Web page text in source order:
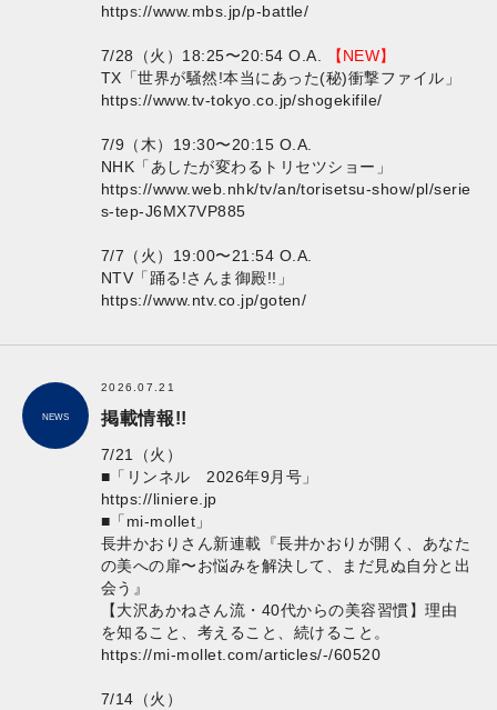
https://www.mbs.jp/p-battle/
7/28（火）18:25〜20:54 O.A.
【NEW】
TX「世界が騒然!本当にあった(秘)衝撃ファイル」
https://www.tv-tokyo.co.jp/shogekifile/
7/9（木）19:30〜20:15 O.A.
NHK「あしたが変わるトリセツショー」
https://www.web.nhk/tv/an/torisetsu-show/pl/serie
s-tep-J6MX7VP885
7/7（火）19:00〜21:54 O.A.
NTV「踊る!さんま御殿!!」
https://www.ntv.co.jp/goten/
NEWS
2026.07.21
掲載情報!!
7/21（火）
■「リンネル 2026年9月号」
https://liniere.jp
■「mi-mollet」
長井かおりさん新連載『長井かおりが開く、あなた
の美への扉〜お悩みを解決して、まだ見ぬ自分と出
会う』
【大沢あかねさん流・40代からの美容習慣】理由
を知ること、考えること、続けること。
https://mi-mollet.com/articles/-/60520
7/14（火）